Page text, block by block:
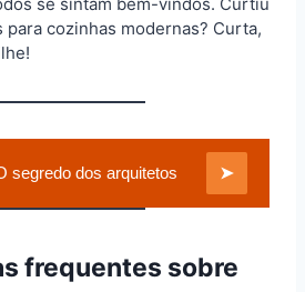
se sintam bem-vindos. Curtiu
cozinhas modernas? Curta,
segredo dos arquitetos ➤
frequentes sobre